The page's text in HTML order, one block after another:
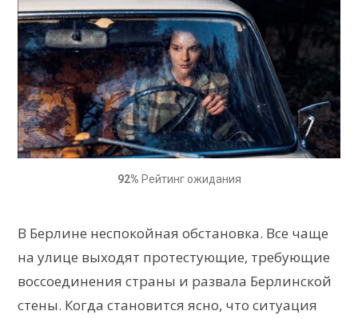
92% Рейтинг ожидания
В Берлине неспокойная обстановка. Все чаще
на улице выходят протестующие, требующие
воссоединения страны и развала Берлинской
стены. Когда становится ясно, что ситуация